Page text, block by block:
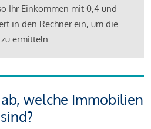
Ihr Einkommen mit 0,4 und
in den Rechner ein, um die
ermitteln.
welche Immobilien